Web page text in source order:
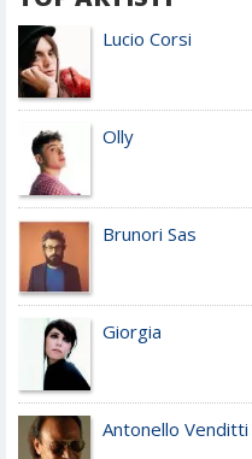
Lucio Corsi
Olly
Brunori Sas
Giorgia
Antonello Venditti